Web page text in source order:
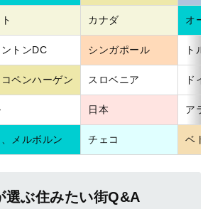
カナダ オ
トンDC シンガポール ト
ペンハーゲン スロベニア ド
日本 ア
メルボルン チェコ ベト
選ぶ住みたい街Q&A